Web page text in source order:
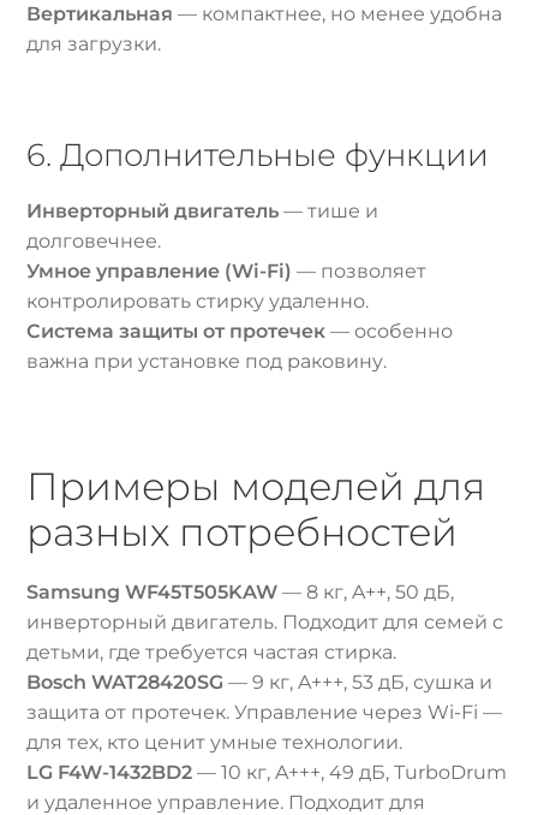
Вертикальная — компактнее, но менее удобна
для загрузки.
6. Дополнительные функции
Инверторный двигатель — тише и
долговечнее.
Умное управление (Wi-Fi) — позволяет
контролировать стирку удаленно.
Система защиты от протечек — особенно
важна при установке под раковину.
Примеры моделей для
разных потребностей
Samsung WF45T505KAW — 8 кг, A++, 50 дБ,
инверторный двигатель. Подходит для семей с
детьми, где требуется частая стирка.
Bosch WAT28420SG — 9 кг, A+++, 53 дБ, сушка и
защита от протечек. Управление через Wi-Fi —
для тех, кто ценит умные технологии.
LG F4W-1432BD2 — 10 кг, A+++, 49 дБ, TurboDrum
и удаленное управление. Подходит для